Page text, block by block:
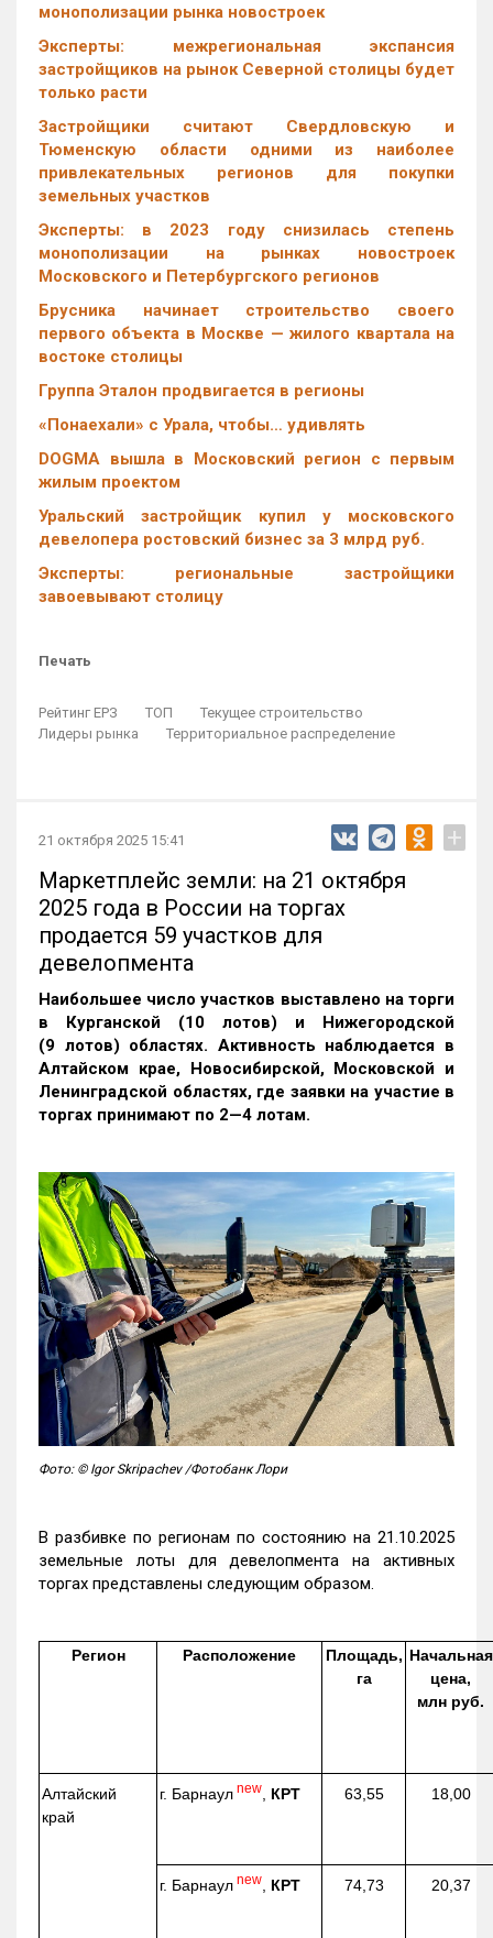
монополизации рынка новостроек
Эксперты: межрегиональная экспансия
застройщиков на рынок Северной столицы будет
только расти
Застройщики считают Свердловскую и
Тюменскую области одними из наиболее
привлекательных регионов для покупки
земельных участков
Эксперты: в 2023 году снизилась степень
монополизации на рынках новостроек
Московского и Петербургского регионов
Брусника начинает строительство своего
первого объекта в Москве — жилого квартала на
востоке столицы
Группа Эталон продвигается в регионы
«Понаехали» с Урала, чтобы… удивлять
DOGMA вышла в Московский регион с первым
жилым проектом
Уральский застройщик купил у московского
девелопера ростовский бизнес за 3 млрд руб.
Эксперты: региональные застройщики
завоевывают столицу
Печать
Рейтинг ЕРЗ ТОП
Текущее строительство
Лидеры рынка
Территориальное распределение
21 октября 2025 15:41 +
Маркетплейс земли: на 21 октября
2025 года в России на торгах
продается 59 участков для
девелопмента
Наибольшее число участков выставлено на торги
в Курганской (10 лотов) и Нижегородской
(9 лотов) областях. Активность наблюдается в
Алтайском крае, Новосибирской, Московской и
Ленинградской областях, где заявки на участие в
торгах принимают по 2—4 лотам.
Фото: © Igor Skripachev /Фотобанк Лори
В разбивке по регионам по состоянию на 21.10.2025
земельные лоты для девелопмента на активных
торгах представлены следующим образом.
Регион Расположение
Площадь,
га
Начальная
цена,
млн руб.
Алтайский
край
г. Барнаул new КРТ 63,55 18,00
г. Барнаул new КРТ 74,73 20,37